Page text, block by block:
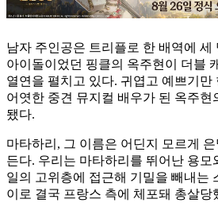
남자 주인공은 트리플로 한 배역에 세
아이돌이었던 핑클의 옥주현이 더블
열연을 펼치고 있다. 귀엽고 예쁘기만
어엿한 중견 뮤지컬 배우가 된 옥주현
됐다.
마타하리, 그 이름은 어딘지 모르게
든다. 우리는 마타하리를 뛰어난 용모
일의 고위층에 접근해 기밀을 빼내는
이로 결국 프랑스 측에 체포돼 총살당